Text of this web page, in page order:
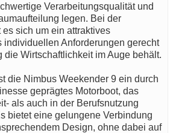
Verarbeitungsqualität und
legen. Bei der
sich um ein attraktives
individuellen Anforderungen gerecht
die Wirtschaftlichkeit im Auge behält.
die Nimbus Weekender 9 ein durch
geprägtes Motorboot, das
als auch in der Berufsnutzung
bietet eine gelungene Verbindung
Design, ohne dabei auf